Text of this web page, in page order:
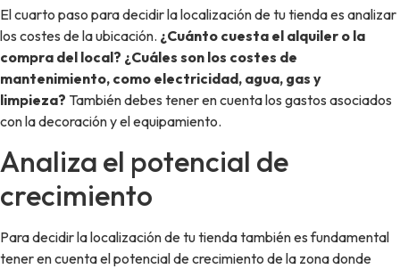
El cuarto paso para decidir la localización de tu tienda es analizar
los costes de la ubicación. ¿Cuánto cuesta el alquiler o la
compra del local? ¿Cuáles son los costes de
mantenimiento, como electricidad, agua, gas y
limpieza? También debes tener en cuenta los gastos asociados
con la decoración y el equipamiento.
Analiza el potencial de
crecimiento
Para decidir la localización de tu tienda también es fundamental
tener en cuenta el potencial de crecimiento de la zona donde